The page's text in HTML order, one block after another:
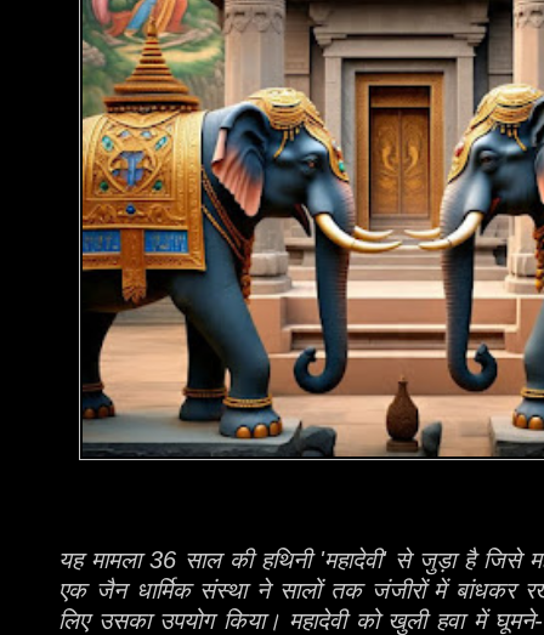
यह मामला 36 साल की हथिनी 'महादेवी' से जुड़ा है जिसे
एक जैन धार्मिक संस्था ने सालों तक जंजीरों में
लिए उसका उपयोग किया। महादेवी को खुली हवा में